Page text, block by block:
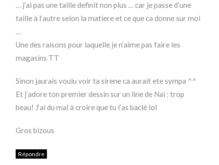
… j’ai pas une taille definit non plus … car je passe d’une
taille à l’autre selon la matiere et ce que ca donne sur moi
…
Une des raisons pour laquelle je n’aime pas faire les
magasins TT
Sinon jaurais voulu voir ta sirene ca aurait ete sympa ^^
Et j’adore ton premier dessin sur un line de Nai : trop
beau! J’ai du mal à croire que tu l’as baclé lol
Gros bizous
Répondre